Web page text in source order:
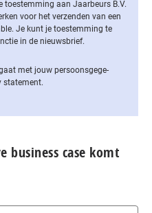
toestemming aan Jaarbeurs B.V.
voor het verzenden van een
Je kunt je toestemming te
in de nieuwsbrief.
met jouw per­soons­ge­ge­
statement.
business case komt